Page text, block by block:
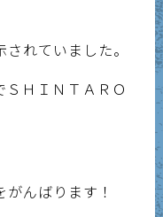
れていました。
ＨＩＮＴＡＲＯ
んばります！